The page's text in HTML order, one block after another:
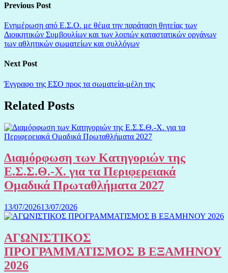
Previous Post
Ενημέρωση από Ε.Σ.Ο. με θέμα την παράταση θητείας των
Διοικητικών Συμβουλίων και των λοιπών καταστατικών οργάνων
των αθλητικών σωματείων και συλλόγων
Next Post
Έγγραφο της ΕΣΟ προς τα σωματεία-μέλη της
Related Posts
Διαμόρφωση των Κατηγοριών της
Ε.Σ.Σ.Θ.-Χ. για τα Περιφερειακά
Ομαδικά Πρωταθλήματα 2027
13/07/202613/07/2026
ΑΓΩΝΙΣΤΙΚΟΣ
ΠΡΟΓΡΑΜΜΑΤΙΣΜΟΣ Β ΕΞΑΜΗΝΟΥ
2026